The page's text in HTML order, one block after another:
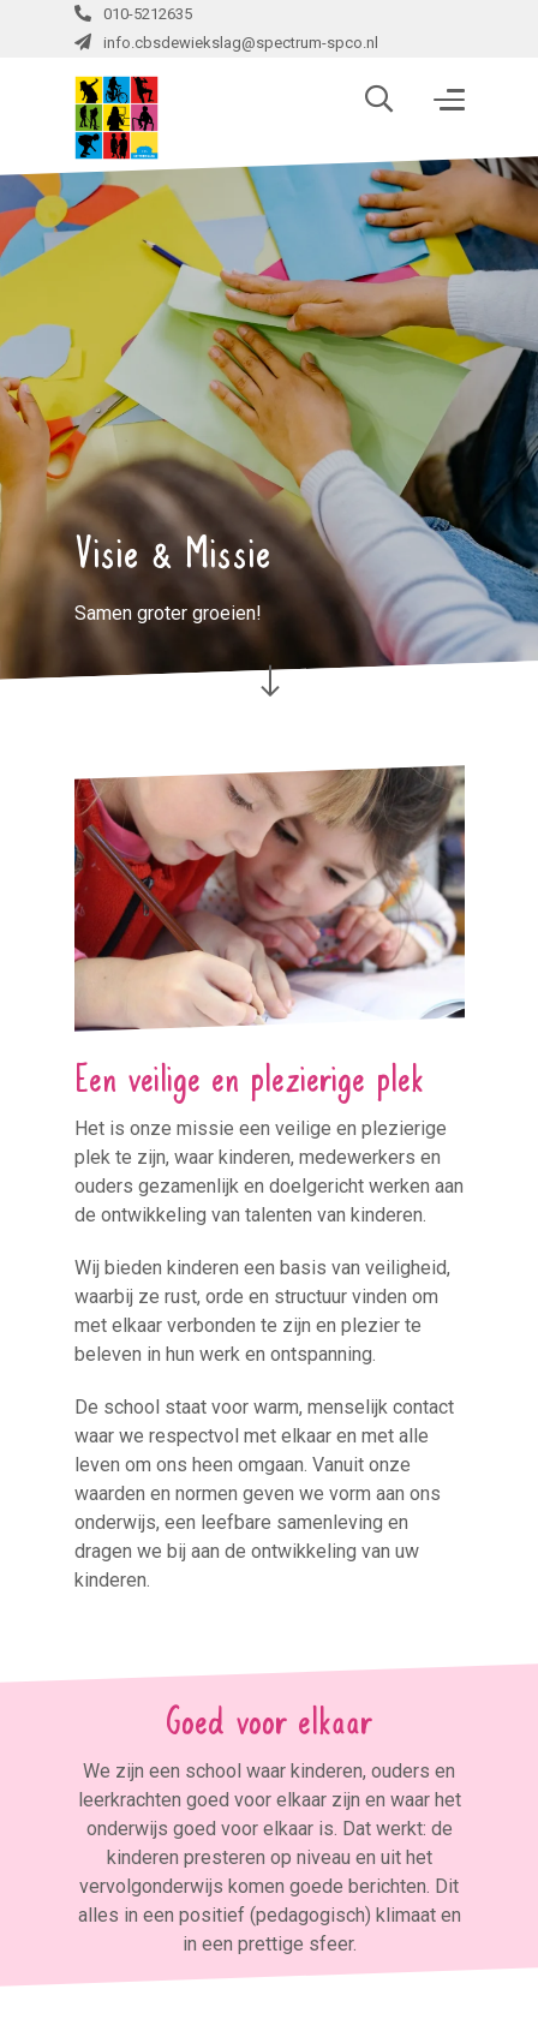
010-5212635
info.cbsdewiekslag@spectrum-spco.nl
Visie & Missie
Samen groter groeien!
Een veilige en plezierige plek
Het is onze missie een veilige en plezierige
plek te zijn, waar kinderen, medewerkers en
ouders gezamenlijk en doelgericht werken aan
de ontwikkeling van talenten van kinderen.
Wij bieden kinderen een basis van veiligheid,
waarbij ze rust, orde en structuur vinden om
met elkaar verbonden te zijn en plezier te
beleven in hun werk en ontspanning.
De school staat voor warm, menselijk contact
waar we respectvol met elkaar en met alle
leven om ons heen omgaan. Vanuit onze
waarden en normen geven we vorm aan ons
onderwijs, een leefbare samenleving en
dragen we bij aan de ontwikkeling van uw
kinderen.
Goed voor elkaar
We zijn een school waar kinderen, ouders en
leerkrachten goed voor elkaar zijn en waar het
onderwijs goed voor elkaar is. Dat werkt: de
kinderen presteren op niveau en uit het
vervolgonderwijs komen goede berichten. Dit
alles in een positief (pedagogisch) klimaat en
in een prettige sfeer.